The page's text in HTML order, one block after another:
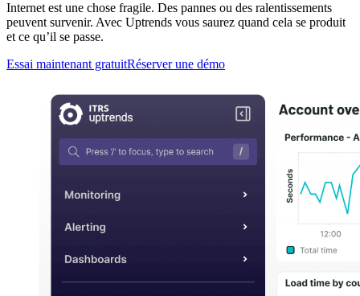
Internet est une chose fragile. Des pannes ou des ralentissements
peuvent survenir. Avec Uptrends vous saurez quand cela se produit
et ce qu’il se passe.
Essai maintenant gratuitRéserver une démo